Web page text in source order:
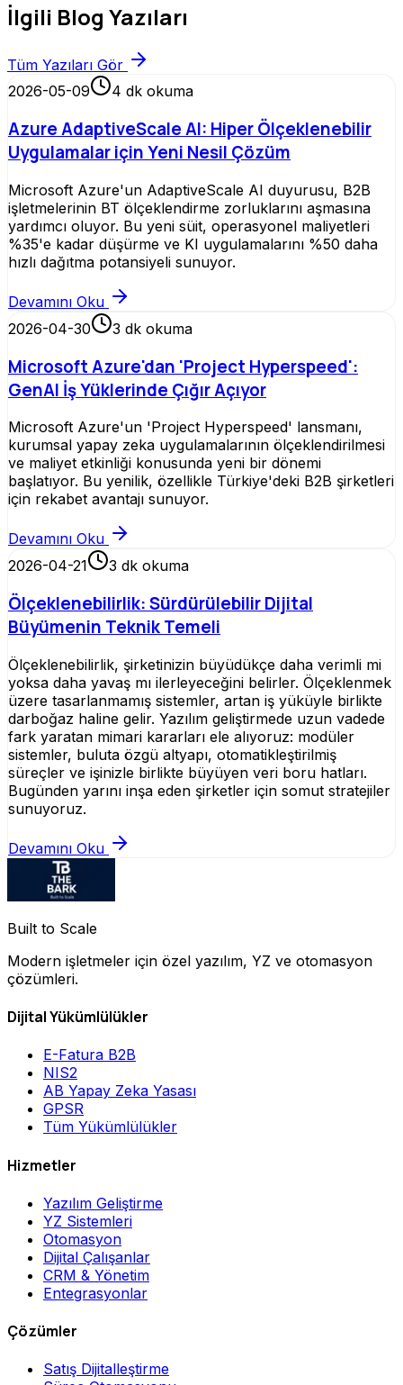
İlgili Blog Yazıları
Tüm Yazıları Gör
2026-05-09
4 dk okuma
Azure AdaptiveScale AI: Hiper Ölçeklenebilir
Uygulamalar için Yeni Nesil Çözüm
Microsoft Azure'un AdaptiveScale AI duyurusu, B2B
işletmelerinin BT ölçeklendirme zorluklarını aşmasına
yardımcı oluyor. Bu yeni süit, operasyonel maliyetleri
%35'e kadar düşürme ve KI uygulamalarını %50 daha
hızlı dağıtma potansiyeli sunuyor.
Devamını Oku
2026-04-30
3 dk okuma
Microsoft Azure'dan 'Project Hyperspeed':
GenAI İş Yüklerinde Çığır Açıyor
Microsoft Azure'un 'Project Hyperspeed' lansmanı,
kurumsal yapay zeka uygulamalarının ölçeklendirilmesi
ve maliyet etkinliği konusunda yeni bir dönemi
başlatıyor. Bu yenilik, özellikle Türkiye'deki B2B şirketleri
için rekabet avantajı sunuyor.
Devamını Oku
2026-04-21
3 dk okuma
Ölçeklenebilirlik: Sürdürülebilir Dijital
Büyümenin Teknik Temeli
Ölçeklenebilirlik, şirketinizin büyüdükçe daha verimli mi
yoksa daha yavaş mı ilerleyeceğini belirler. Ölçeklenmek
üzere tasarlanmamış sistemler, artan iş yüküyle birlikte
darboğaz haline gelir. Yazılım geliştirmede uzun vadede
fark yaratan mimari kararları ele alıyoruz: modüler
sistemler, buluta özgü altyapı, otomatikleştirilmiş
süreçler ve işinizle birlikte büyüyen veri boru hatları.
Bugünden yarını inşa eden şirketler için somut stratejiler
sunuyoruz.
Devamını Oku
Built to Scale
Modern işletmeler için özel yazılım, YZ ve otomasyon
çözümleri.
Dijital Yükümlülükler
E-Fatura B2B
NIS2
AB Yapay Zeka Yasası
GPSR
Tüm Yükümlülükler
Hizmetler
Yazılım Geliştirme
YZ Sistemleri
Otomasyon
Dijital Çalışanlar
CRM & Yönetim
Entegrasyonlar
Çözümler
Satış Dijitalleştirme